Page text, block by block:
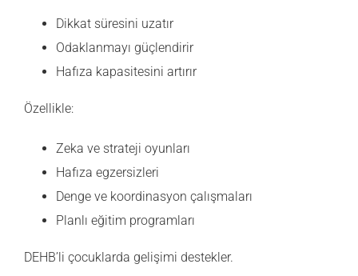
Dikkat süresini uzatır
Odaklanmayı güçlendirir
Hafıza kapasitesini artırır
Özellikle:
Zeka ve strateji oyunları
Hafıza egzersizleri
Denge ve koordinasyon çalışmaları
Planlı eğitim programları
DEHB’li çocuklarda gelişimi destekler.